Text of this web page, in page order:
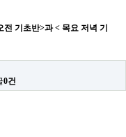
기초반>과 < 목요 저녁 기
0건